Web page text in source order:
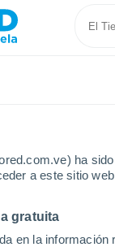
ha
a este sitio
gratuita
en la- ECMWF